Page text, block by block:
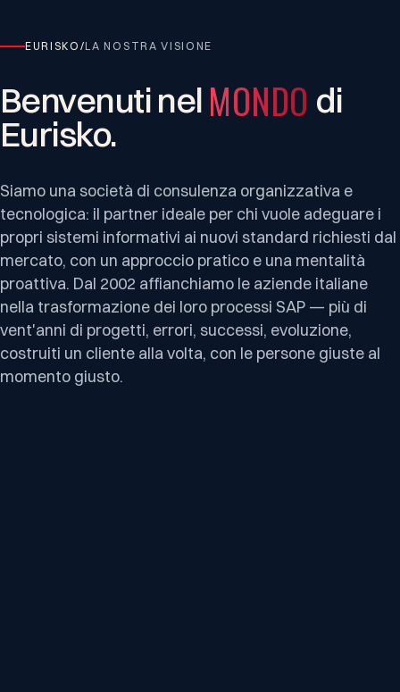
EURISKO /LA NOSTRA VISIONE
Benvenutinel MONDO di
Eurisko.
Siamo una società di consulenza organizzativa e
tecnologica: il partner ideale per chi vuole adeguare i
propri sistemi informativi ai nuovi standard richiesti dal
mercato, con un approccio pratico e una mentalità
proattiva. Dal 2002 affianchiamo le aziende italiane
nella trasformazione dei loro processi SAP — più di
vent'anni di progetti, errori, successi, evoluzione,
costruiti un cliente alla volta, con le persone giuste al
momento giusto.